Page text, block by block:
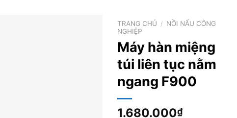
TRANG CHỦ / NỒI NẤU CÔNG
NGHIỆP
Máy hàn miệng
túi liên tục nằm
ngang F900
1.680.000₫